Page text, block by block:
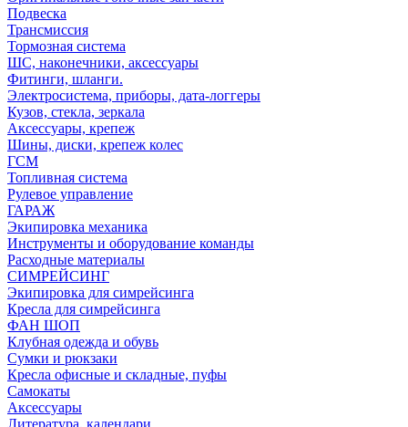
Подвеска
Трансмиссия
Тормозная система
ШС, наконечники, аксессуары
Фитинги, шланги.
Электросистема, приборы, дата-логгеры
Кузов, стекла, зеркала
Аксессуары, крепеж
Шины, диски, крепеж колес
ГСМ
Топливная система
Рулевое управление
ГАРАЖ
Экипировка механика
Инструменты и оборудование команды
Расходные материалы
СИМРЕЙСИНГ
Экипировка для симрейсинга
Кресла для симрейсинга
ФАН ШОП
Клубная одежда и обувь
Сумки и рюкзаки
Кресла офисные и складные, пуфы
Самокаты
Аксессуары
Литература, календари